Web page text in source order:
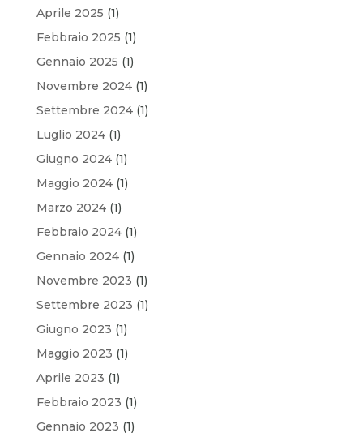
Aprile 2025 (1)
Febbraio 2025 (1)
Gennaio 2025 (1)
Novembre 2024(1)
Settembre 2024(1)
Luglio 2024(1)
Giugno 2024(1)
Maggio 2024(1)
Marzo 2024(1)
Febbraio 2024(1)
Gennaio 2024(1)
Novembre 2023 (1)
Settembre 2023 (1)
Giugno 2023 (1)
Maggio 2023 (1)
Aprile 2023 (1)
Febbraio 2023 (1)
Gennaio 2023 (1)